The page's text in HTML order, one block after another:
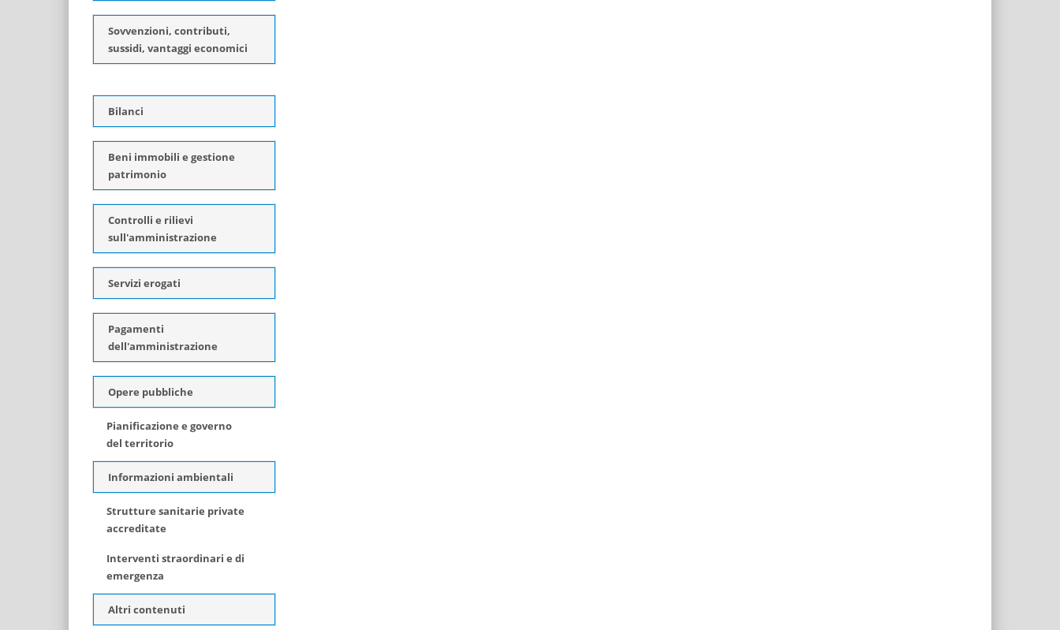
Sovvenzioni, contributi,
sussidi, vantaggi economici
Bilanci
Beni immobili e gestione
patrimonio
Controlli e rilievi
sull'amministrazione
Servizi erogati
Pagamenti
dell'amministrazione
Opere pubbliche
Pianificazione e governo
del territorio
Informazioni ambientali
Strutture sanitarie private
accreditate
Interventi straordinari e di
emergenza
Altri contenuti